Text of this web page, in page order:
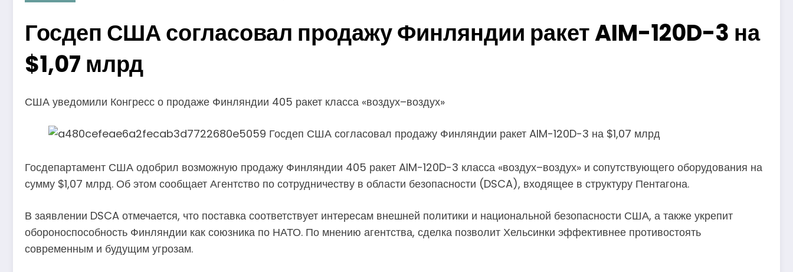
Госдеп США согласовал продажу Финляндии ракет AIM-120D-3 на
$1,07 млрд
США уведомили Конгресс о продаже Финляндии 405 ракет класса «воздух–воздух»
Госдепартамент США одобрил возможную продажу Финляндии 405 ракет AIM-120D-3 класса «воздух–воздух» и сопутствующего оборудования на
сумму $1,07 млрд. Об этом сообщает Агентство по сотрудничеству в области безопасности (DSCA), входящее в структуру Пентагона.
В заявлении DSCA отмечается, что поставка соответствует интересам внешней политики и национальной безопасности США, а также укрепит
обороноспособность Финляндии как союзника по НАТО. По мнению агентства, сделка позволит Хельсинки эффективнее противостоять
современным и будущим угрозам.